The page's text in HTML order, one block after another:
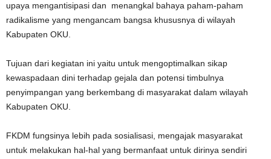
upaya mengantisipasi dan menangkal bahaya paham-paham
radikalisme yang mengancam bangsa khususnya di wilayah
Kabupaten OKU.
Tujuan dari kegiatan ini yaitu untuk mengoptimalkan sikap
kewaspadaan dini terhadap gejala dan potensi timbulnya
penyimpangan yang berkembang di masyarakat dalam wilayah
Kabupaten OKU.
FKDM fungsinya lebih pada sosialisasi, mengajak masyarakat
untuk melakukan hal-hal yang bermanfaat untuk dirinya sendiri